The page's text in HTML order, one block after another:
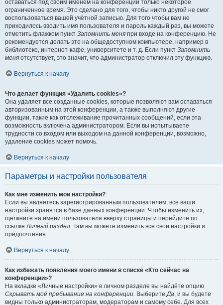
оставаться под своим именем на конференции только некоторое
ограниченное время. Это сделано для того, чтобы никто другой не смог
воспользоваться вашей учётной записью. Для того чтобы вам не
приходилось вводить имя пользователя и пароль каждый раз, вы можете
отметить флажком пункт Запомнить меня при входе на конференцию. Не
рекомендуется делать это на общедоступном компьютере, например в
библиотеке, интернет-кафе, университете и т. д. Если пункт Запомнить
меня отсутствует, это значит, что администратор отключил эту функцию.
Вернуться к началу
Что делает функция «Удалить cookies»?
Она удаляет все созданные cookies, которые позволяют вам оставаться
авторизованным на этой конференции, а также выполняют другие
функции, такие как отслеживание прочитанных сообщений, если эта
возможность включена администратором. Если вы испытываете
трудности со входом или выходом на данной конференции, возможно,
удаление cookies может помочь.
Вернуться к началу
Параметры и настройки пользователя
Как мне изменить мои настройки?
Если вы являетесь зарегистрированным пользователем, все ваши
настройки хранятся в базе данных конференции. Чтобы изменить их,
щёлкните на имени пользователя вверху страницы и перейдите по
ссылкеЛичный раздел. Там вы можете изменить все свои настройки и
предпочтения.
Вернуться к началу
Как избежать появления моего имени в списке «Кто сейчас на
конференции»?
На вкладке «Личные настройки» в личном разделе вы найдёте опцию
Скрывать моё пребывание на конференции. ВыберитеДа, и вы будете
видны только администраторам, модераторам и самому себе. Для всех